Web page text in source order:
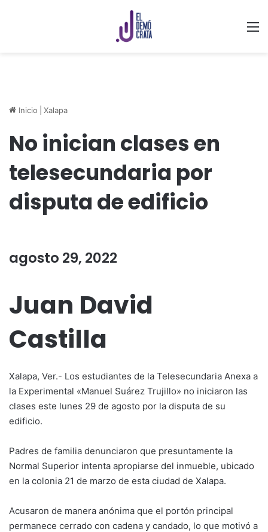
Inicio Xalapa
No inician clases en
telesecundaria por
disputa de edificio
agosto 29, 2022
Juan David
Castilla
Xalapa, Ver.- Los estudiantes de la Telesecundaria Anexa a
la Experimental «Manuel Suárez Trujillo» no iniciaron las
clases este lunes 29 de agosto por la disputa de su
edificio.
Padres de familia denunciaron que presuntamente la
Normal Superior intenta apropiarse del inmueble, ubicado
en la colonia 21 de marzo de esta ciudad de Xalapa.
Acusaron de manera anónima que el portón principal
permanece cerrado con cadena y candado, lo que motivó a